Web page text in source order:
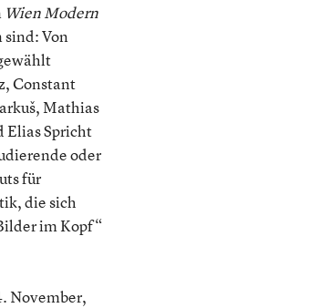
Wien Modern
sind: Von
Constant
Mathias
Elias Spricht
oder
für
die sich
im Kopf“
November,